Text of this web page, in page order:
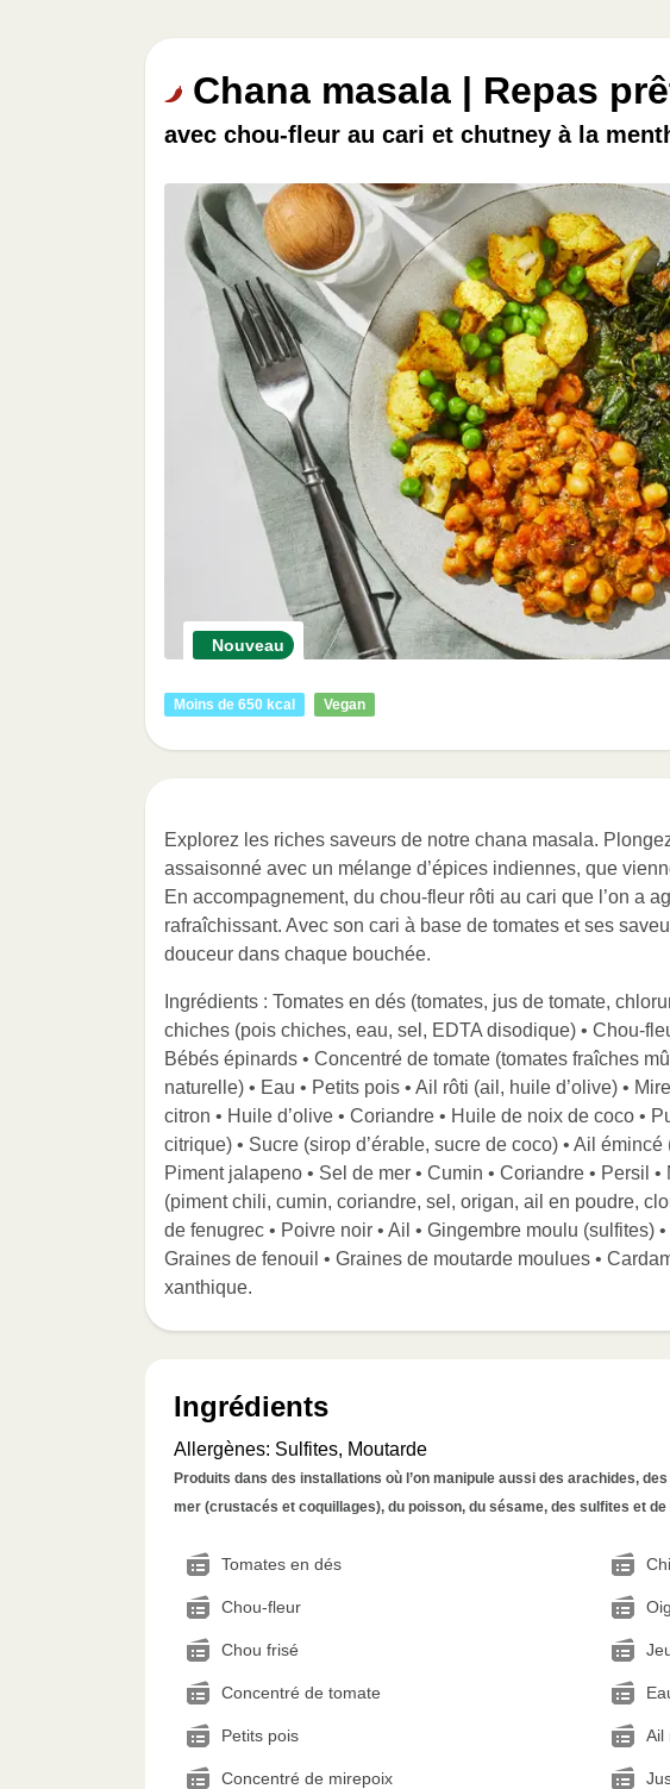
Chana masala | Repas
avec chou-fleur au cari et chutney à la
Nouveau
Moins de 650 kcal Vegan
Explorez les riches saveurs de notre chana masala.
assaisonné avec un mélange d’épices indiennes, que
En accompagnement, du chou-fleur rôti au cari que l’on a
rafraîchissant. Avec son cari à base de tomates et ses
douceur dans chaque bouchée.
Ingrédients : Tomates en dés (tomates, jus de tomate,
chiches (pois chiches, eau, sel, EDTA disodique) • Chou-
Bébés épinards • Concentré de tomate (tomates fraîches
naturelle) • Eau • Petits pois • Ail rôti (ail, huile d’olive) •
citron • Huile d’olive • Coriandre • Huile de noix de coco •
citrique) • Sucre (sirop d’érable, sucre de coco) • Ail
Piment jalapeno • Sel de mer • Cumin • Coriandre • Persil
(piment chili, cumin, coriandre, sel, origan, ail en poudre,
de fenugrec • Poivre noir • Ail • Gingembre moulu (sulfites)
Graines de fenouil • Graines de moutarde moulues •
xanthique.
Ingrédients
Allergènes: Sulfites, Moutarde
Produits dans des installations où l’on manipule aussi des arachides,
mer (crustacés et coquillages), du poisson, du sésame, des sulfites et de
Tomates en dés
Chou-fleur
Chou frisé
Concentré de tomate
Petits pois Ail
Concentré de mirepoix